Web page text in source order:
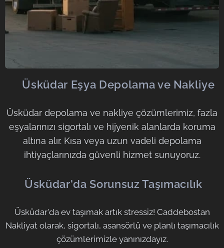
Üsküdar Eşya Depolama ve Nakliye
Üsküdar depolama ve nakliye çözümlerimiz, fazla
eşyalarınızı sigortalı ve hijyenik alanlarda koruma
altına alır. Kısa veya uzun vadeli depolama
ihtiyaçlarınızda güvenli hizmet sunuyoruz.
Üsküdar'da Sorunsuz Taşımacılık
Üsküdar'da ev taşımak artık stressiz! Caddebostan
Nakliyat olarak, sigortalı, asansörlü ve planlı taşımacılık
çözümlerimizle yanınızdayız.